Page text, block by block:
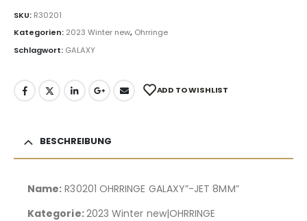
SKU: R30201
Kategorien: 2023 Winter new, Ohrringe
Schlagwort: GALAXY
ADD TO WISHLIST
BESCHREIBUNG
Name: R30201 OHRRINGE GALAXY”-JET 8MM”
Kategorie:2023 Winter new|OHRRINGE